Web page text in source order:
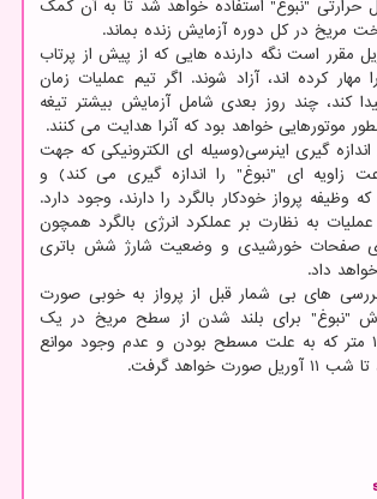
حرارتی "نبوغ" استفاده خواهد شد تا به آن کمک
مریخ در کل دوره آزمایش زنده بماند.
مقرر است نگه دارنده هایی که از پیش از پرتاب
مهار کرده اند، آزاد شوند. اگر تیم عملیات زمان
کند، چند روز بعدی شامل آزمایش بیشتر تیغه
موتورهایی خواهد بود که آنرا هدایت می کنند.
گیری اینرسی(وسیله ای الکترونیکی که جهت
زاویه ای "نبوغ" را اندازه گیری می کند) و
که وظیفه پرواز خودکار بالگرد را دارند، وجود دارد.
عملیات به نظارت بر عملکرد انرژی بالگرد همچون
صفحات خورشیدی و وضعیت شارژ شش باتری
داد.
های بی شمار قبل از پرواز به خوبی صورت
"نبوغ" برای بلند شدن از سطح مریخ در یک
فضای ۱۰ متر در ۱۰ متر که به علت مسطح بودن و عدم وجود موانع
خواهد گرفت.